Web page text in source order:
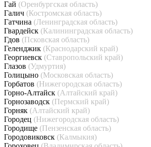
Гай (Оренбургская область)
Галич (Костромская область)
Гатчина (Ленинградская область)
Гвардейск (Калининградская область)
Гдов (Псковская область)
Геленджик (Краснодарский край)
Георгиевск (Ставропольский край)
Глазов (Удмуртия)
Голицыно (Московская область)
Горбатов (Нижегородская область)
Горно-Алтайск (Алтайский край)
Горнозаводск (Пермский край)
Горняк (Алтайский край)
Городец (Нижегородская область)
Городище (Пензенская область)
Городовиковск (Калмыкия)